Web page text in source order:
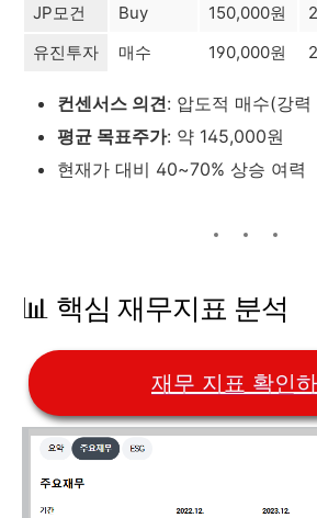
JP모건
Buy 150,000원
유진투자
매수 190,000원
컨센서스 의견: 압도적 매수(강력
평균 목표주가: 약 145,000원
현재가 대비 40~70% 상승 여력
📊 핵심 재무지표 분석
재무 지표 확인